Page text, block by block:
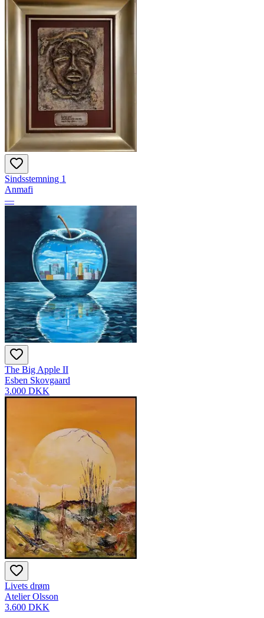
Sindsstemning 1
Anmafi
—
The Big Apple II
Esben Skovgaard
3.000 DKK
Livets drøm
Atelier Olsson
3.600 DKK